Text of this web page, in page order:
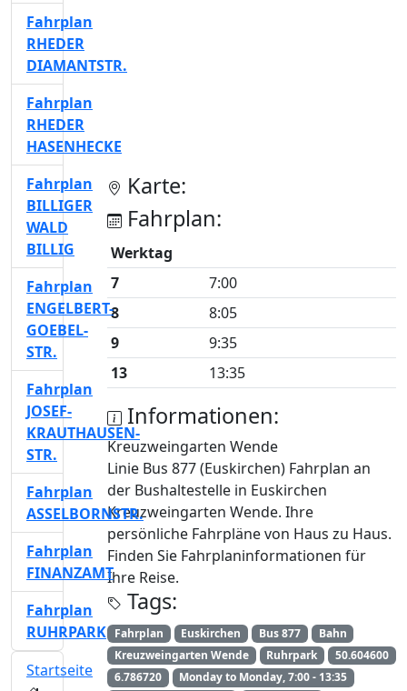
Karte:
Fahrplan:
Werktag
7
7:00
8
8:05
9
9:35
13
13:35
Informationen:
Kreuzweingarten Wende
Linie Bus 877 (Euskirchen) Fahrplan an
der Bushaltestelle in Euskirchen
Kreuzweingarten Wende. Ihre
persönliche Fahrpläne von Haus zu Haus.
Finden Sie Fahrplaninformationen für
Ihre Reise.
Tags:
Fahrplan Euskirchen Bus 877
Bahn
Kreuzweingarten Wende
Ruhrpark
50.604600
6.786720
Monday to Monday, 7:00 - 13:35
Fahrplan
RHEDER
DIAMANTSTR.
Fahrplan
RHEDER
HASENHECKE
Fahrplan
BILLIGER
WALD
BILLIG
Fahrplan
ENGELBERT-
GOEBEL-
STR.
Fahrplan
JOSEF-
KRAUTHAUSEN-
STR.
Fahrplan
ASSELBORNSTR.
Fahrplan
FINANZAMT
Fahrplan
RUHRPARK
Startseite